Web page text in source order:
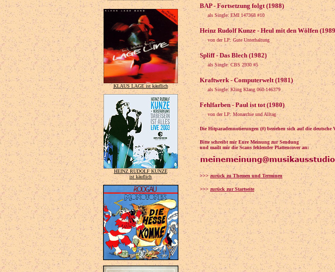
KLAUS LAGE ist käuflich
HEINZ RUDOLF KUNZE
ist käuflich
BAP - Fortsetzung folgt (1988)
als Single: EMI 147368 #10
Heinz Rudolf Kunze - Heul mit den Wölfen
von der LP: Gute Unterhaltung
Spliff - Das Blech (1982)
als Single: CBS 2930 #5
Kraftwerk - Computerwelt (1981)
als Single: Kling Klang 060-146379
Fehlfarben - Paul ist tot (1980)
von der LP: Monarchie und Alltag
Die Hitparadennotierungen (#) beziehen sich auf die deutsche
Bitte schreibt mir Eure Meinung zur Sendung
und mailt mir die Scans fehlender Plattencover an:
>>>zurück zu Themen und Terminen
>>> zurück zur Startseite